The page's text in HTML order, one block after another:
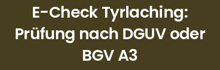
E-Check Tyrlaching:
Prüfung nach DGUV oder
BGV A3